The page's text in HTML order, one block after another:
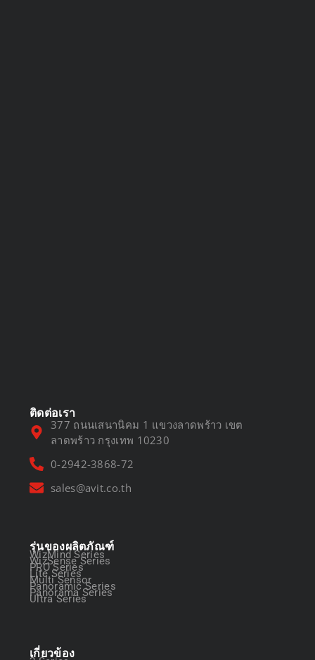
ติดต่อเรา
377 ถนนเสนานิคม 1 แขวงลาดพร้าว เขต
ลาดพร้าว กรุงเทพ 10230
0-2942-3868-72
sales@avit.co.th
รุ่นของผลิตภัณฑ์
WizMind Series
WizSense Series
PRO Series
Lite Series
Multi Sensor
Panoramic Series
Panorama Series
Ultra Series
เกี่ยวข้อง